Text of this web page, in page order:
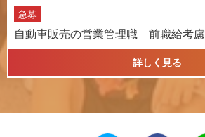
急募
自動車販売の営業管理職 前職給考慮
詳しく見る